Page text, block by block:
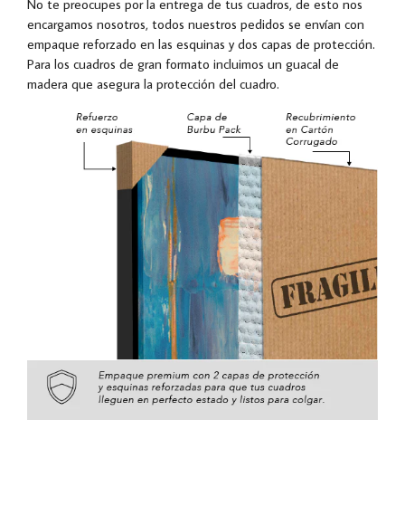
No te preocupes por la entrega de tus cuadros, de esto nos
encargamos nosotros, todos nuestros pedidos se envían con
empaque reforzado en las esquinas y dos capas de protección.
Para los cuadros de gran formato incluimos un guacal de
madera que asegura la protección del cuadro.